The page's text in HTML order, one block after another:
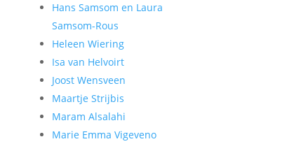
Hans Samsom en Laura
Samsom-Rous
Heleen Wiering
Isa van Helvoirt
Joost Wensveen
Maartje Strijbis
Maram Alsalahi
Marie Emma Vigeveno